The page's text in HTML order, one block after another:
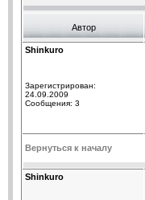
Автор
Shinkuro
Зарегистрирован:
24.09.2009
Сообщения: 3
Вернуться к началу
Shinkuro